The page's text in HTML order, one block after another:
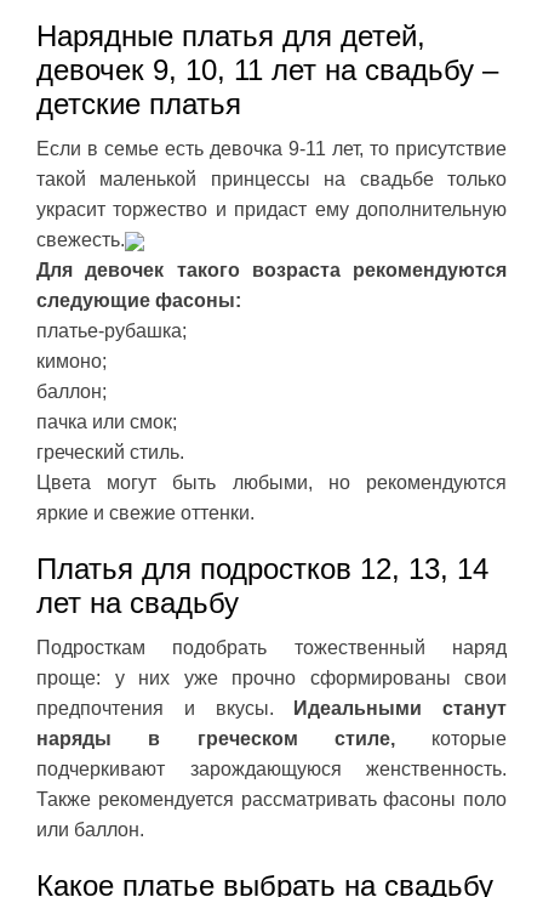
Нарядные платья для детей,
девочек 9, 10, 11 лет на свадьбу –
детские платья
Если в семье есть девочка 9-11 лет, то присутствие
такой маленькой принцессы на свадьбе только
украсит торжество и придаст ему дополнительную
свежесть.
Для девочек такого возраста рекомендуются
следующие фасоны:
платье-рубашка;
кимоно;
баллон;
пачка или смок;
греческий стиль.
Цвета могут быть любыми, но рекомендуются
яркие и свежие оттенки.
Платья для подростков 12, 13, 14
лет на свадьбу
Подросткам подобрать тожественный наряд
проще: у них уже прочно сформированы свои
предпочтения и вкусы. Идеальными станут
наряды в греческом стиле, которые
подчеркивают зарождающуюся женственность.
Также рекомендуется рассматривать фасоны поло
или баллон.
Какое платье выбрать на свадьбу